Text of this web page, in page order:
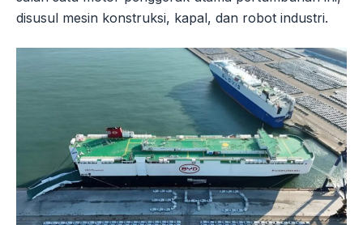
disusul mesin konstruksi, kapal, dan robot industri.